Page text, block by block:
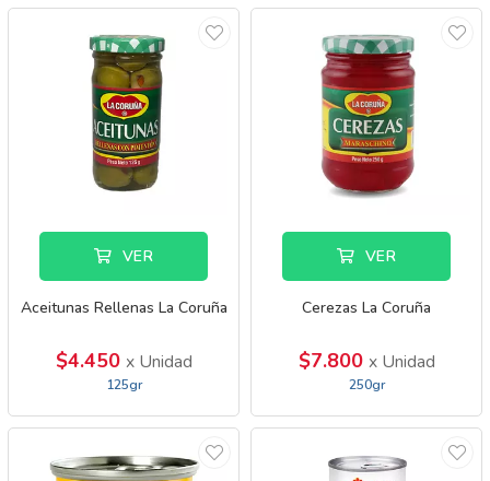
VER
Aceitunas Rellenas La Coruña
$4.450 x Unidad
125gr
VER
Cerezas La Coruña
$7.800 x Unidad
250gr